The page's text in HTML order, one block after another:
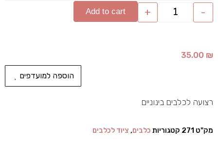
-
+
Add to cart
35.00 ₪
הוספה למועדפים
רצועה לכלבים בינוניים
מק"ט 271 קטגוריות כלבים, ציוד לכלבים